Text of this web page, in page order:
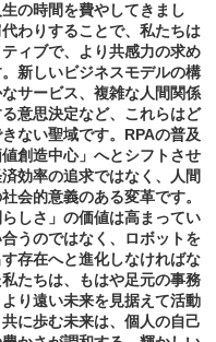
の時間を費やしてきまし
わりすることで、私たちは
ィブで、より共感力の求め
新しいビジネスモデルの構
サービス、複雑な人間関係
意思決定など、これらはど
ない聖域です。RPAの普及
創造中心」へとシフトさせ
効率の追求ではなく、人間
会的意義のある変革です。
しさ」の価値は高まってい
うのではなく、ロボットを
存在へと進化しなければな
たちは、もはや足元の事務
り遠い未来を見据えて活動
に歩む未来は、個人の自己